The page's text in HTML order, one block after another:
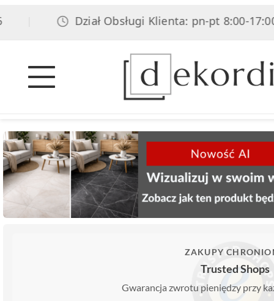
Dział Obsługi Klienta: pn-pt 8:00-17:00, sob
ZAKUPY
Trusted Shops
Gwarancja zwrotu pieniędzy przy